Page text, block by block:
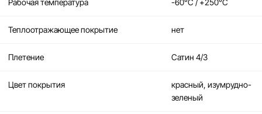
Рабочая температура -60°C / +250°C
Теплоотражающее покрытие нет
Плетение Сатин 4/3
Цвет покрытия
красный, изумрудно-
зеленый